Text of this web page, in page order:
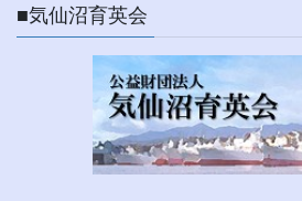
■気仙沼育英会